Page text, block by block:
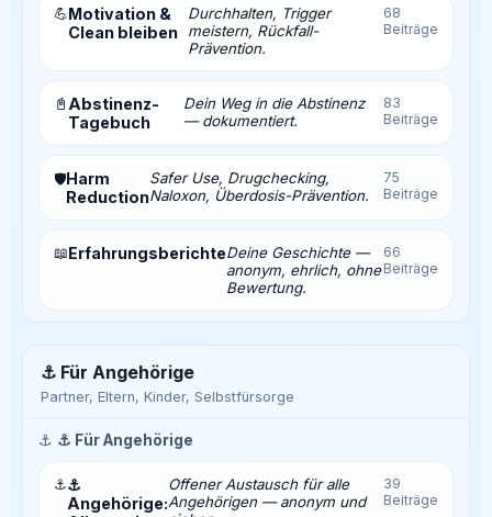
💪Motivation &
Clean bleiben
Durchhalten, Trigger
meistern, Rückfall-
Prävention.
68
Beiträge
📓 Abstinenz-
Tagebuch
Dein Weg in die Abstinenz
— dokumentiert.
83
Beiträge
🛡️Harm
Reduction
Safer Use, Drugchecking,
Naloxon, Überdosis-Prävention.
75
Beiträge
📖ErfahrungsberichteDeine Geschichte —
anonym, ehrlich, ohne
Bewertung.
66
Beiträge
⚓ Für Angehörige
Partner, Eltern, Kinder, Selbstfürsorge
⚓ ⚓ Für Angehörige
⚓⚓
Angehörige:
Offener Austausch für alle
Angehörigen — anonym und
39
Beiträge